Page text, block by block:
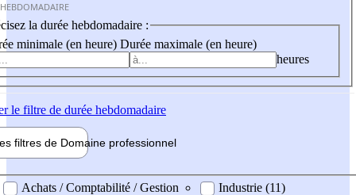
la durée hebdomadaire :
minimale (en heure) Durée maximale (en heure)
heures
le filtre de durée hebdomadaire
filtres de Domaine professionnel
professionel
Achats / Comptabilité / Gestion
Industrie (11)